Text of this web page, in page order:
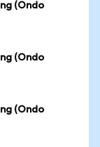
(Ondo
(Ondo
(Ondo